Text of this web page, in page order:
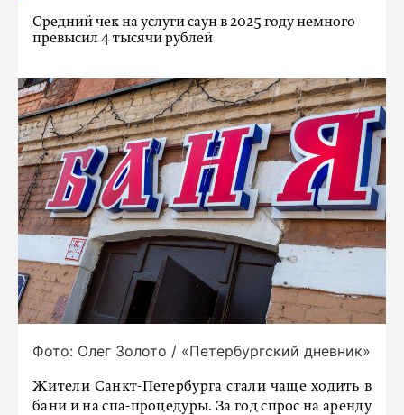
Средний чек на услуги саун в 2025 году немного
превысил 4 тысячи рублей
Фото: Олег Золото / «Петербургский дневник»
Жители Санкт-Петербурга стали чаще ходить в
бани и на спа-процедуры. За год спрос на аренду